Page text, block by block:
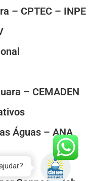
– CPTEC – INPE
– CEMADEN
Águas – ANA